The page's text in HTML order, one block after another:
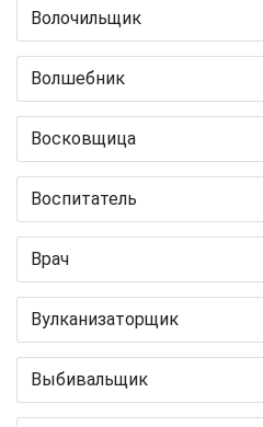
Волочильщик
Волшебник
Восковщица
Воспитатель
Врач
Вулканизаторщик
Выбивальщик